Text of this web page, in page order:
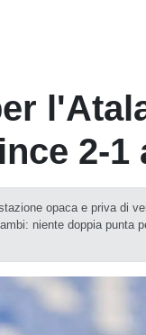
2-1
opaca e priva di
niente doppia punta